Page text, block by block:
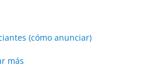
(cómo anunciar)
más